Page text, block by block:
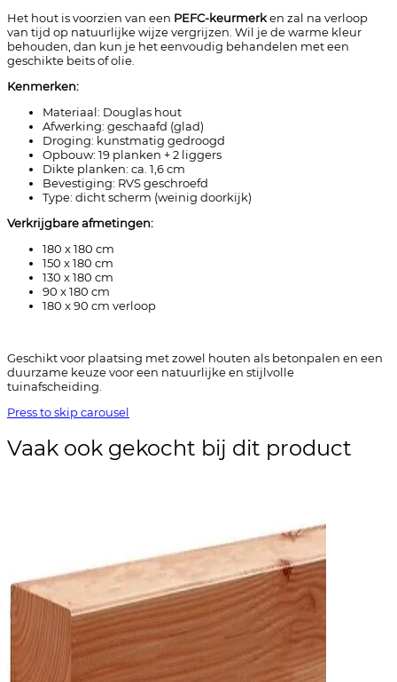
Het hout is voorzien van een PEFC-keurmerken zal na verloop
van tijd op natuurlijke wijze vergrijzen. Wil je de warme kleur
behouden, dan kun je het eenvoudig behandelen met een
geschikte beits of olie.
Kenmerken:
Materiaal: Douglas hout
Afwerking: geschaafd (glad)
Droging: kunstmatig gedroogd
Opbouw: 19 planken + 2 liggers
Dikte planken: ca. 1,6 cm
Bevestiging: RVS geschroefd
Type: dicht scherm (weinig doorkijk)
Verkrijgbare afmetingen:
180 x 180 cm
150 x 180 cm
130 x 180 cm
90 x 180 cm
180 x 90 cm verloop
Geschikt voor plaatsing met zowel houten als betonpalen en een
duurzame keuze voor een natuurlijke en stijlvolle
tuinafscheiding.
Press to skip carousel
Vaak ook gekocht bij dit product